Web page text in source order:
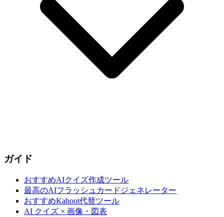
ガイド
おすすめAIクイズ作成ツール
最高のAIフラッシュカードジェネレーター
おすすめKahoot代替ツール
AI クイズ × 画像・図表